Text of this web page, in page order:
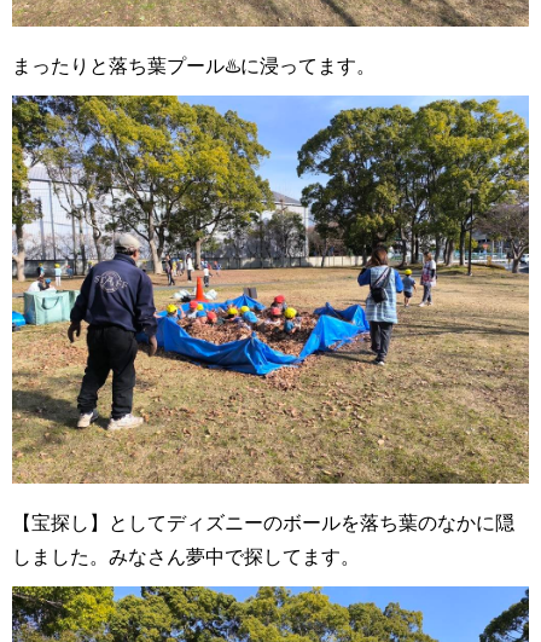
まったりと落ち葉プール♨️に浸ってます。
【宝探し】としてディズニーのボールを落ち葉のなかに隠
しました。みなさん夢中で探してます。